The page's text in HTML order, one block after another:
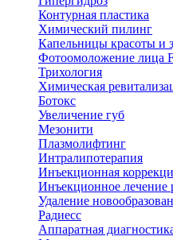
Контурная пластика
Химический пилинг
Капельницы красоты и
Фотоомоложение лица
Трихология
Химическая
Ботокс
Увеличение губ
Мезонити
Плазмолифтинг
Интралипотерапия
Инъекционная
Инъекционное лечение
Удаление
Радиесс
Аппаратная